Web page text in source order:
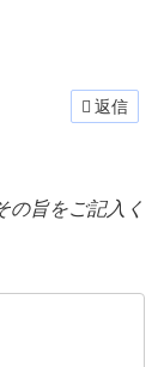
返信
旨をご記入く